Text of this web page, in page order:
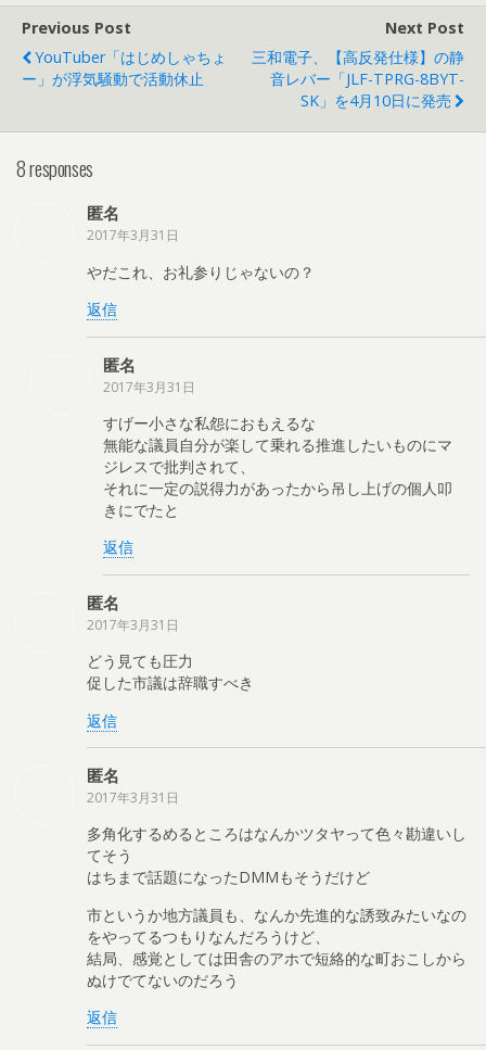
Previous Post
YouTuber「はじめしゃちょ
ー」が浮気騒動で活動休止
Next Post
三和電子、【高反発仕様】の静
音レバー「JLF-TPRG-8BYT-
SK」を4月10日に発売
8 responses
匿名
2017年3月31日
やだこれ、お礼参りじゃないの？
返信
匿名
2017年3月31日
すげー小さな私怨におもえるな
無能な議員自分が楽して乗れる推進したいものにマ
ジレスで批判されて、
それに一定の説得力があったから吊し上げの個人叩
きにでたと
返信
匿名
2017年3月31日
どう見ても圧力
促した市議は辞職すべき
返信
匿名
2017年3月31日
多角化するめるところはなんかツタヤって色々勘違いし
てそう
はちまで話題になったDMMもそうだけど
市というか地方議員も、なんか先進的な誘致みたいなの
をやってるつもりなんだろうけど、
結局、感覚としては田舎のアホで短絡的な町おこしから
ぬけでてないのだろう
返信